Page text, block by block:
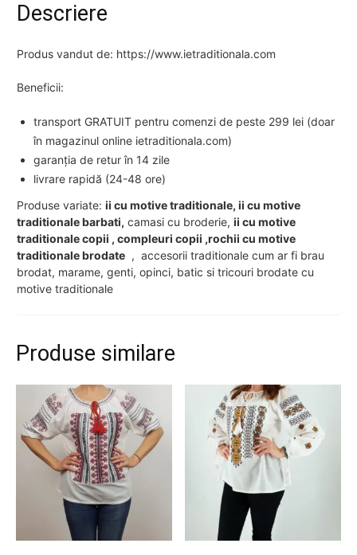
Descriere
Produs vandut de: https://www.ietraditionala.com
Beneficii:
transport GRATUIT pentru comenzi de peste 299 lei (doar
în magazinul online ietraditionala.com)
garanția de retur în 14 zile
livrare rapidă (24-48 ore)
Produse variate: ii cu motive traditionale, ii cu motive
traditionale barbati, camasi cu broderie, ii cu motive
traditionale copii , compleuri copii ,rochii cu motive
traditionale brodate , accesorii traditionale cum ar fi brau
brodat, marame, genti, opinci, batic si tricouri brodate cu
motive traditionale
Produse similare